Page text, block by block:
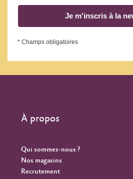
Je m'inscris à la
* Champs obligatoires
À propos
Qui sommes-nous ?
Nos magasins
Recrutement